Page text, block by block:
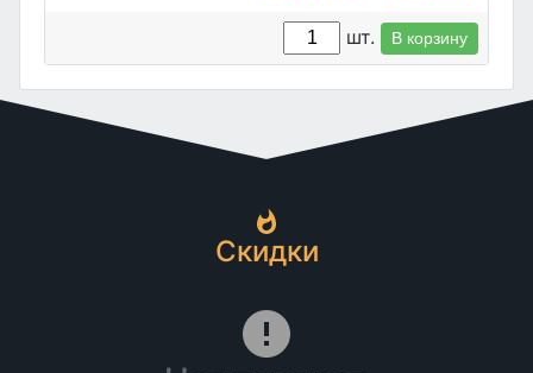
шт. В корзину
Скидки